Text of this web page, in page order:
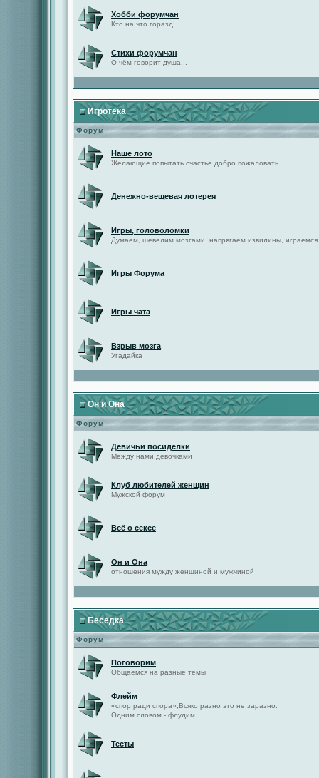
Хобби форумчан
Кто на что горазд!
Стихи форумчан
О чём говорит душа...
Игротека
Форум
Наше лото
Желающие попытать счастье добро пожаловать...
Денежно-вещевая лотерея
Игры, головоломки
Думаем, шевелим мозгами, напрягаем извилины,
Игры Форума
Игры чата
Взрыв мозга
Угадайка
Он и Она
Форум
Девичьи посиделки
Между нами,девочками
Клуб любителей женщин
Мужской форум
Всё о сексе
Он и Она
отношения мужду женщиной и мужчиной
Беседка
Форум
Поговорим
Общаемся на разные темы
Флейм
«спор ради спора»,Всяко разно это не заразно.
Одним словом - флудим.
Тесты